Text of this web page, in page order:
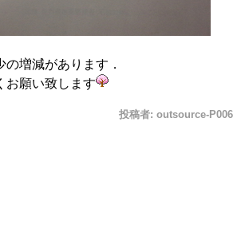
増減があります．
お願い致します
投稿者: outsource-P006